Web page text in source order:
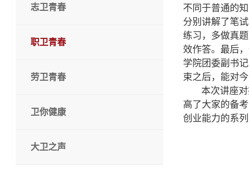
志卫青春
职卫青春
劳卫青春
卫你健康
大卫之声
不同于普通的
分别讲解了笔
练习，多做真
效作答。最后
学院团委副书
束之后，能对
本次讲座
高了大家的备
创业能力的系